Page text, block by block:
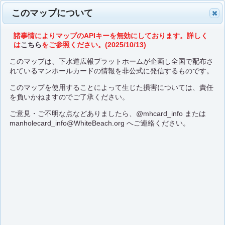
このマップについて
諸事情によりマップのAPIキーを無効にしております。詳しく
はこちらをご参照ください。(2025/10/13)
このマップは、下水道広報プラットホームが企画し全国で配布さ
れているマンホールカードの情報を非公式に発信するものです。
このマップを使用することによって生じた損害については、責任
を負いかねますのでご了承ください。
ご意見・ご不明な点などありましたら、 @mhcard_infoまたは
manholecard_info@WhiteBeach.org へご連絡ください。